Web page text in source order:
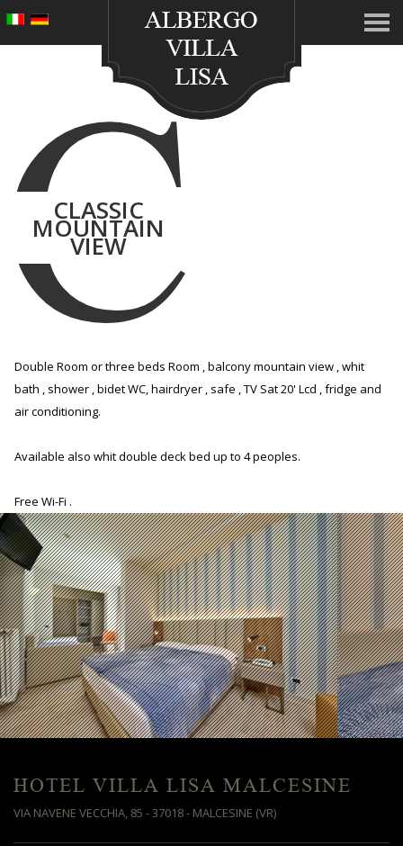
C
CLASSIC
MOUNTAIN
VIEW
Double Room or three beds Room , balcony mountain view , whit
bath , shower , bidet WC, hairdryer , safe , TV Sat 20' Lcd , fridge and
air conditioning.
Available also whit double deck bed up to 4 peoples.
Free Wi-Fi .
HOTEL VILLA LISA MALCESINE
VIA NAVENE VECCHIA, 85 - 37018 - MALCESINE (VR)